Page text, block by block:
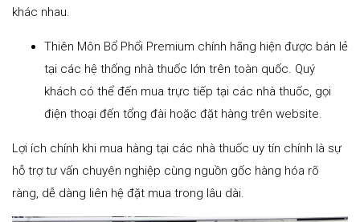
khác nhau.
Thiên Môn Bổ Phổi Premium chính hãng hiện được bán lẻ
tại các hệ thống nhà thuốc lớn trên toàn quốc. Quý
khách có thể đến mua trực tiếp tại các nhà thuốc, gọi
điện thoại đến tổng đài hoặc đặt hàng trên website.
Lợi ích chính khi mua hàng tại các nhà thuốc uy tín chính là sự
hỗ trợ tư vấn chuyên nghiệp cùng nguồn gốc hàng hóa rõ
ràng, dễ dàng liên hệ đặt mua trong lâu dài.